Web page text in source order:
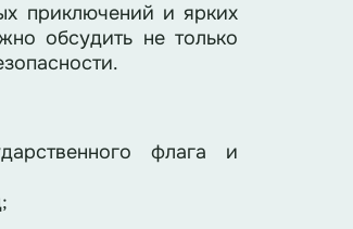
приключений и ярких
обсудить не только
флага и